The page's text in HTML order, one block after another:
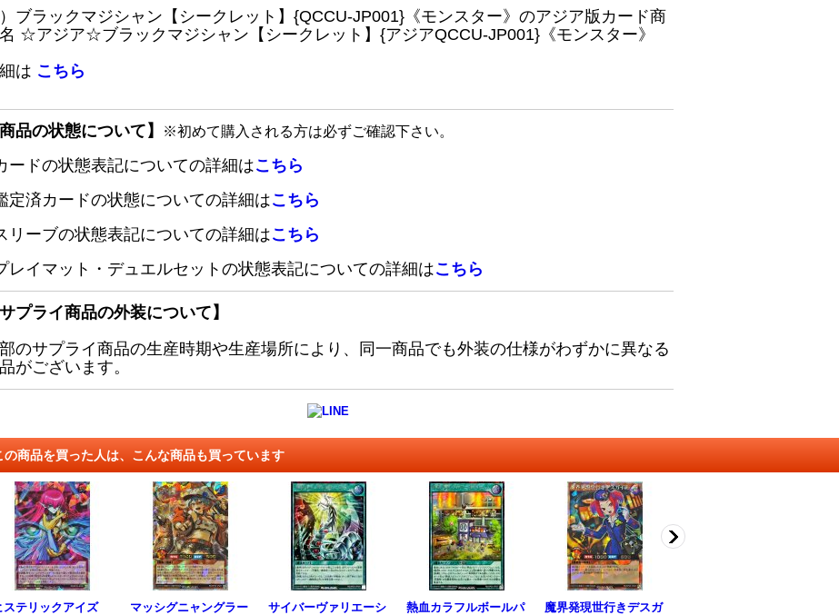
ブラックマジシャン【シークレット】{QCCU-JP001}《モンスター》のアジア版カード商
☆アジア☆ブラックマジシャン【シークレット】{アジアQCCU-JP001}《モンスター》
は こちら
商品の状態について】 ※初めて購入される方は必ずご確認下さい。
ードの状態表記についての詳細はこちら
定済カードの状態についての詳細はこちら
リーブの状態表記についての詳細はこちら
レイマット・デュエルセットの状態表記についての詳細はこちら
サプライ商品の外装について】
のサプライ商品の生産時期や生産場所により、同一商品でも外装の仕様がわずかに異なる
がございます。
の商品を買った人は、こんな商品も買っています
ステリックアイズ
マッシグニャングラー
サイバーヴァリエーシ
熱血カラフルボールパ
魔界発現世行きデスガ